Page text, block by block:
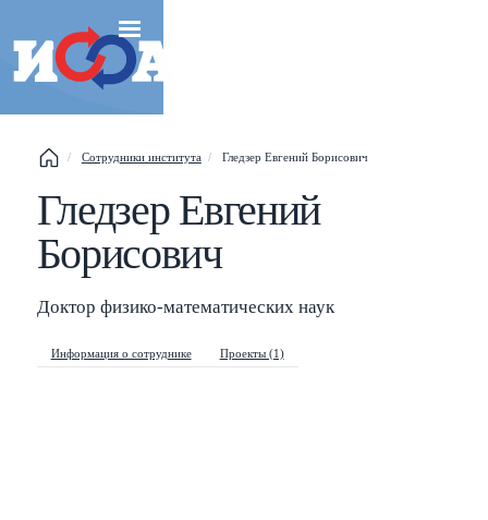
Сотрудники института Гледзер Евгений Борисович
Гледзер Евгений
Борисович
Доктор физико-математических наук
Информация о сотруднике Проекты (1)
This help popup
Search popup /
Navigate posts ←